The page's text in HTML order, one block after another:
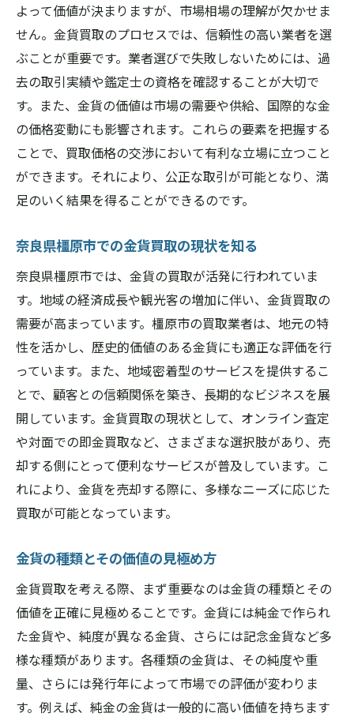
金貨買取業者の評価方法とそのポイント
奈良県橿原市での業者選びの具体例
金貨買取で避けたい業者の特徴
金貨買取相場の変動を理解するための重要ポイ
ント
市場相場を把握するための情報源
金貨相場の変動要因とその影響
奈良県橿原市の特有の市場動向
過去の相場データから学ぶ今後の予測
相場変動を見極めるための専門家の意見
買取業者との交渉で金貨の価値を最大限に引き
出す方法
交渉の際に知っておくべき基本テクニック
価値を高めるための金貨の状態確認方法
橿原市で交渉を成功させるための心構え
買取業者との信頼関係構築の重要性
交渉で避けたい落とし穴とその回避策
実際の成功事例から学ぶ交渉術
タイミングを見極めて金貨を売却するための戦
市場を読む力を養う方法
売却に適した季節や時期の選び方
相場が上昇する兆候を見逃さないコツ
奈良県橿原市で売却を急ぐべきタイミング
とは
経済動向を見据えた長期的な戦略
よって価値が決まりますが、市場相場の理解が欠かせま
せん。金貨買取のプロセスでは、信頼性の高い業者を選
ぶことが重要です。業者選びで失敗しないためには、過
去の取引実績や鑑定士の資格を確認することが大切で
す。また、金貨の価値は市場の需要や供給、国際的な金
の価格変動にも影響されます。これらの要素を把握する
ことで、買取価格の交渉において有利な立場に立つこと
ができます。それにより、公正な取引が可能となり、満
足のいく結果を得ることができるのです。
奈良県橿原市での金貨買取の現状を知る
奈良県橿原市では、金貨の買取が活発に行われていま
す。地域の経済成長や観光客の増加に伴い、金貨買取の
需要が高まっています。橿原市の買取業者は、地元の特
性を活かし、歴史的価値のある金貨にも適正な評価を行
っています。また、地域密着型のサービスを提供するこ
とで、顧客との信頼関係を築き、長期的なビジネスを展
開しています。金貨買取の現状として、オンライン査定
や対面での即金買取など、さまざまな選択肢があり、売
却する側にとって便利なサービスが普及しています。こ
れにより、金貨を売却する際に、多様なニーズに応じた
買取が可能となっています。
金貨の種類とその価値の見極め方
金貨買取を考える際、まず重要なのは金貨の種類とその
価値を正確に見極めることです。金貨には純金で作られ
た金貨や、純度が異なる金貨、さらには記念金貨など多
様な種類があります。各種類の金貨は、その純度や重
量、さらには発行年によって市場での評価が変わりま
す。例えば、純金の金貨は一般的に高い価値を持ちます